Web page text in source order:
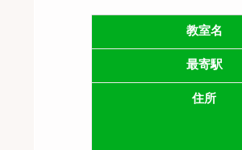
教室名
最寄駅
住所